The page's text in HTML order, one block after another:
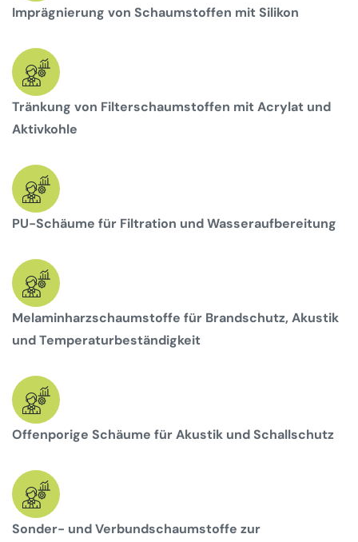
Imprägnierung von Schaumstoffen mit Silikon
Tränkung von Filterschaumstoffen mit Acrylat und
Aktivkohle
PU-Schäume für Filtration und Wasseraufbereitung
Melaminharzschaumstoffe für Brandschutz, Akustik
und Temperaturbeständigkeit
Offenporige Schäume für Akustik und Schallschutz
Sonder- und Verbundschaumstoffe zur